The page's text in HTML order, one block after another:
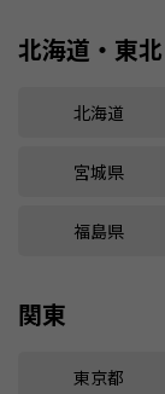
北海道・東北
北海道
宮城県
福島県
関東
東京都